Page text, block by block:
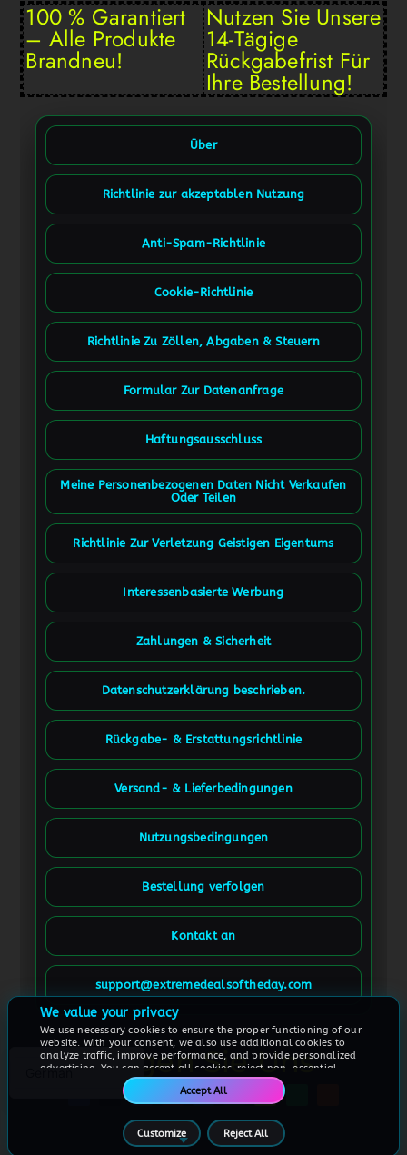
We value your privacy
We use necessary cookies to ensure the proper functioning of our
website. With your consent, we also use additional cookies to
analyze traffic, improve performance, and provide personalized
advertising. You can accept all cookies, reject non-essential
cookies, or customize your preferences at any time.
For more information, please see ourCookie Policy
Customize Reject All
Accept All
100 % Garantiert
– Alle Produkte
Brandneu!
Nutzen Sie Unsere
14-Tägige
Rückgabefrist Für
Ihre Bestellung!
Über
Richtlinie zur akzeptablen Nutzung
Anti-Spam-Richtlinie
Cookie-Richtlinie
Richtlinie Zu Zöllen, Abgaben & Steuern
Formular Zur Datenanfrage
Haftungsausschluss
Meine Personenbezogenen Daten Nicht Verkaufen
Oder Teilen
Richtlinie Zur Verletzung Geistigen Eigentums
Interessenbasierte Werbung
Zahlungen & Sicherheit
Datenschutzerklärung beschrieben.
Rückgabe- & Erstattungsrichtlinie
Versand- & Lieferbedingungen
Nutzungsbedingungen
Bestellung verfolgen
Kontakt an
support@extremedealsoftheday.com
Folgen Sie Uns
German
English
French (Canada)
French (France)
Spanish